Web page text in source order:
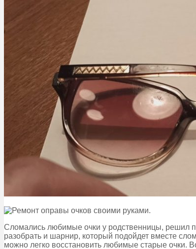
Сломались любимые очки у родственницы, решил
разобрать и шарнир, который подойдет вместе
можно легко восстановить любимые старые очки.